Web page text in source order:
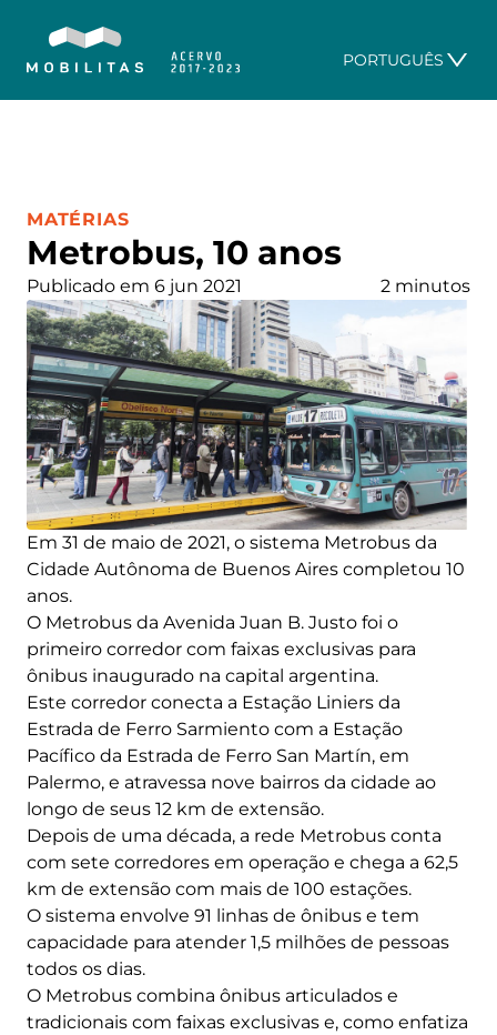
PORTUGUÊS
Metrobus, 10 anos
CATEGORIA:
MATÉRIAS
Publicado em 6 jun 2021 2 minutos
Em 31 de maio de 2021, o sistema Metrobus da
Cidade Autônoma de Buenos Aires completou 10
anos.
O Metrobus da Avenida Juan B. Justo foi o
primeiro corredor com faixas exclusivas para
ônibus inaugurado na capital argentina.
Este corredor conecta a Estação Liniers da
Estrada de Ferro Sarmiento com a Estação
Pacífico da Estrada de Ferro San Martín, em
Palermo, e atravessa nove bairros da cidade ao
longo de seus 12 km de extensão.
Depois de uma década, a rede Metrobus conta
com sete corredores em operação e chega a 62,5
km de extensão com mais de 100 estações.
O sistema envolve 91 linhas de ônibus e tem
capacidade para atender 1,5 milhões de pessoas
todos os dias.
O Metrobus combina ônibus articulados e
tradicionais com faixas exclusivas e, como enfatiza